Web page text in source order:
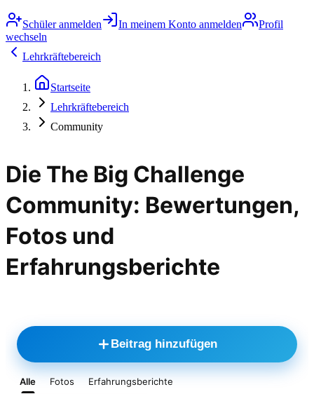
Schüler anmelden In meinem Konto anmelden
Profil
wechseln
Lehrkräftebereich
Startseite
Lehrkräftebereich
Community
Die The Big Challenge
Community: Bewertungen,
Fotos und
Erfahrungsberichte
Beitrag hinzufügen
Alle Fotos Erfahrungsberichte